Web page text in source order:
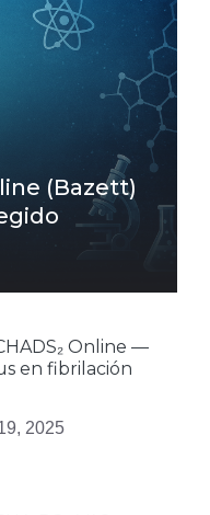
(Bazett)
Online —
en fibrilación
2025